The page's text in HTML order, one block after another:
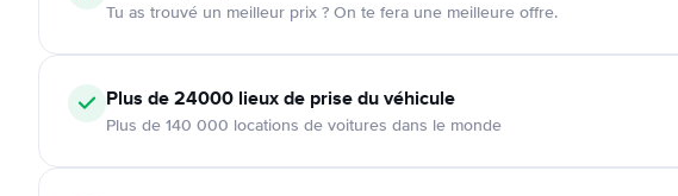
Tu as trouvé un meilleur prix ? On te fera une meilleure offre.
Plus de 24000 lieux de prise du véhicule
Plus de 140 000 locations de voitures dans le monde